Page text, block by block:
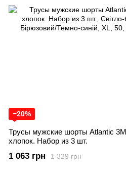
−20%
Трусы мужские шорты Atlantic
хлопок. Набор из 3 шт.
1 329 грн
1 063 грн